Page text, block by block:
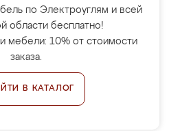
по Электроуглям и всей
области бесплатно!
мебели: 10% от стоимости
заказа.
В КАТАЛОГ